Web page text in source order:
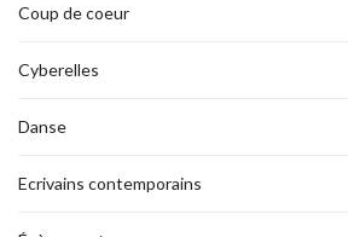
Coup de coeur
Cyberelles
Danse
Ecrivains contemporains